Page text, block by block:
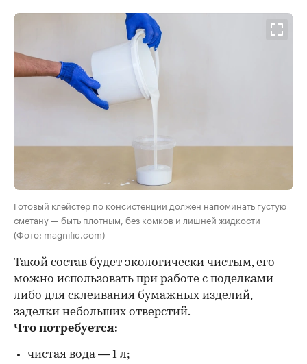
Готовый клейстер по консистенции должен напоминать густую
сметану — быть плотным, без комков и лишней жидкости
(Фото: magnific.com)
Такой состав будет экологически чистым, его
можно использовать при работе с поделками
либо для склеивания бумажных изделий,
заделки небольших отверстий.
Что потребуется:
чистая вода — 1 л;